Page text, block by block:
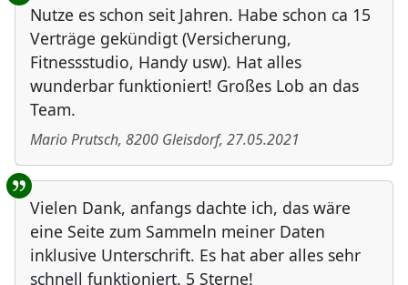
Nutze es schon seit Jahren. Habe schon ca 15
Verträge gekündigt (Versicherung,
Fitnessstudio, Handy usw). Hat alles
wunderbar funktioniert! Großes Lob an das
Team.
Mario Prutsch, 8200 Gleisdorf, 27.05.2021
Vielen Dank, anfangs dachte ich, das wäre
eine Seite zum Sammeln meiner Daten
inklusive Unterschrift. Es hat aber alles sehr
schnell funktioniert. 5 Sterne!